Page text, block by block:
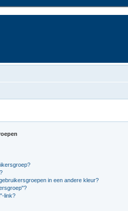
in een andere kleur?
link?